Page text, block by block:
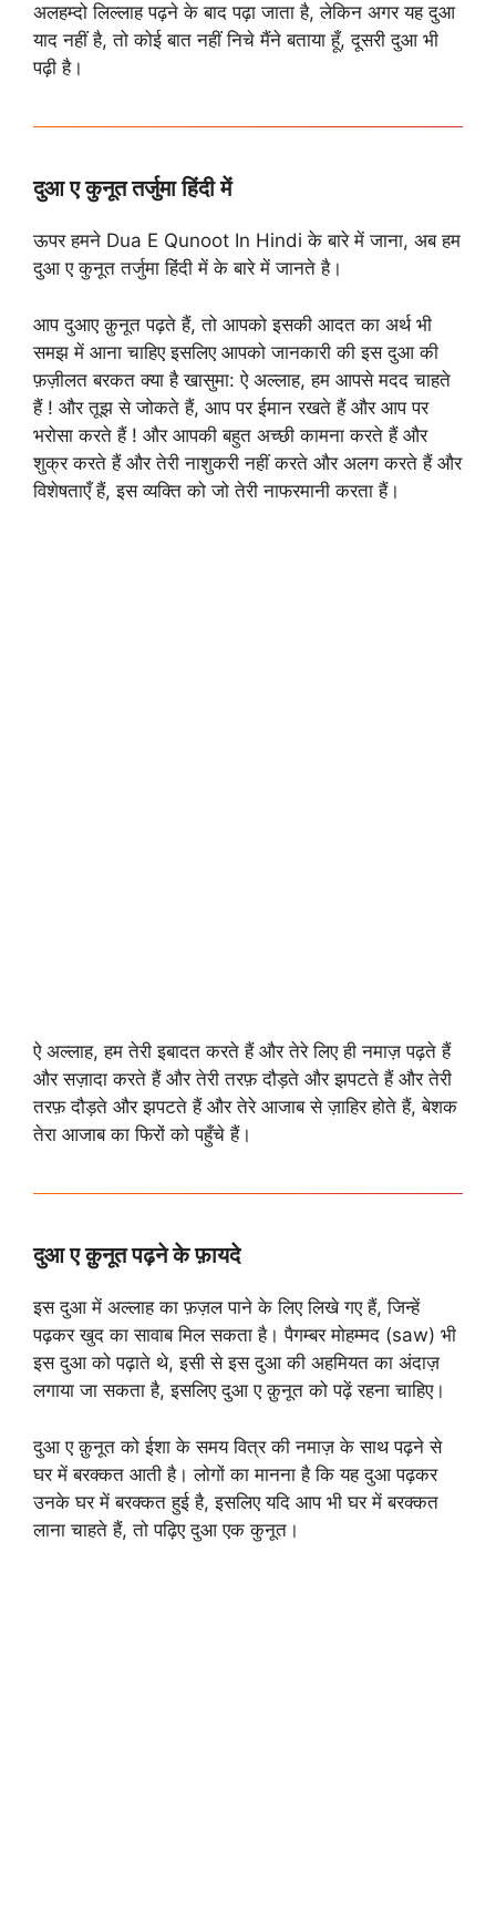
अलहम्दो लिल्लाह पढ़ने के बाद पढ़ा जाता है, लेकिन अगर यह दुआ
याद नहीं है, तो कोई बात नहीं निचे मैंने बताया हूँ, दूसरी दुआ भी
पढ़ी है।
दुआ ए कुनूत तर्जुमा हिंदी में
ऊपर हमने Dua E Qunoot In Hindi के बारे में जाना, अब हम
दुआ ए कुनूत तर्जुमा हिंदी में के बारे में जानते है।
आप दुआए क़ुनूत पढ़ते हैं, तो आपको इसकी आदत का अर्थ भी
समझ में आना चाहिए इसलिए आपको जानकारी की इस दुआ की
फ़ज़ीलत बरकत क्या है खासुमा: ऐ अल्लाह, हम आपसे मदद चाहते
हैं ! और तूझ से जोकते हैं, आप पर ईमान रखते हैं और आप पर
भरोसा करते हैं ! और आपकी बहुत अच्छी कामना करते हैं और
शुक्र करते हैं और तेरी नाशुकरी नहीं करते और अलग करते हैं और
विशेषताएँ हैं, इस व्यक्ति को जो तेरी नाफरमानी करता हैं।
ऐ अल्लाह, हम तेरी इबादत करते हैं और तेरे लिए ही नमाज़ पढ़ते हैं
और सज़ादा करते हैं और तेरी तरफ़ दौड़ते और झपटते हैं और तेरी
तरफ़ दौड़ते और झपटते हैं और तेरे आजाब से ज़ाहिर होते हैं, बेशक
तेरा आजाब का फिरों को पहुँचे हैं।
दुआ ए क़ुनूत पढ़ने के फ़ायदे
इस दुआ में अल्लाह का फ़ज़ल पाने के लिए लिखे गए हैं, जिन्हें
पढ़कर खुद का सावाब मिल सकता है। पैगम्बर मोहम्मद (saw) भी
इस दुआ को पढ़ाते थे, इसी से इस दुआ की अहमियत का अंदाज़
लगाया जा सकता है, इसलिए दुआ ए क़ुनूत को पढ़ें रहना चाहिए।
दुआ ए क़ुनूत को ईशा के समय वित्र की नमाज़ के साथ पढ़ने से
घर में बरक्कत आती है। लोगों का मानना है कि यह दुआ पढ़कर
उनके घर में बरक्कत हुई है, इसलिए यदि आप भी घर में बरक्कत
लाना चाहते हैं, तो पढ़िए दुआ एक कुनूत।